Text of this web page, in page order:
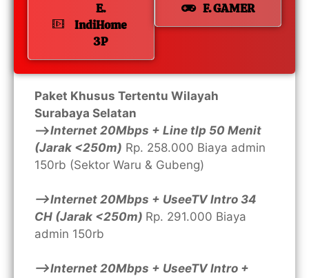
E.
IndiHome
3P
F. GAMER
Paket Khusus Tertentu Wilayah
Surabaya Selatan
—>Internet 20Mbps + Line tlp 50 Menit
(Jarak <250m) Rp. 258.000 Biaya admin
150rb (Sektor Waru & Gubeng)
—>Internet 20Mbps + UseeTV Intro 34
CH (Jarak <250m) Rp. 291.000 Biaya
admin 150rb
—>Internet 20Mbps + UseeTV Intro +